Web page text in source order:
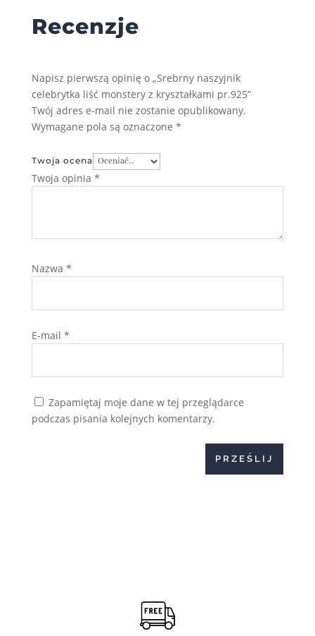
Recenzje
Napisz pierwszą opinię o „Srebrny naszyjnik
celebrytka liść monstery z kryształkami pr.925”
Twój adres e-mail nie zostanie opublikowany.
Wymagane pola są oznaczone *
Twoja ocena
Twoja opinia *
Nazwa *
E-mail *
Zapamiętaj moje dane w tej przeglądarce
podczas pisania kolejnych komentarzy.
PRZEŚLIJ